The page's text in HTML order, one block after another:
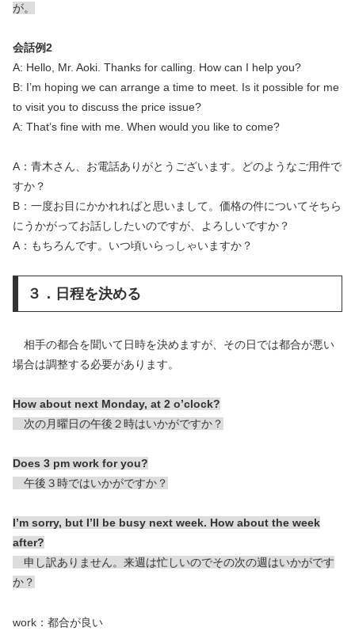
が。
会話例2
A: Hello, Mr. Aoki. Thanks for calling. How can I help you?
B: I’m hoping we can arrange a time to meet. Is it possible for me
to visit you to discuss the price issue?
A: That’s fine with me. When would you like to come?
A：青木さん、お電話ありがとうございます。どのようなご用件で
すか？
B：一度お目にかかれればと思いまして。価格の件についてそちら
にうかがってお話ししたいのですが、よろしいですか？
A：もちろんです。いつ頃いらっしゃいますか？
３．日程を決める
相手の都合を聞いて日時を決めますが、その日では都合が悪い
場合は調整する必要があります。
How about next Monday, at 2 o’clock?
次の月曜日の午後２時はいかがですか？
Does 3 pm work for you?
午後３時ではいかがですか？
I’m sorry, but I’ll be busy next week. How about the week
after?
申し訳ありません。来週は忙しいのでその次の週はいかがです
か？
work：都合が良い